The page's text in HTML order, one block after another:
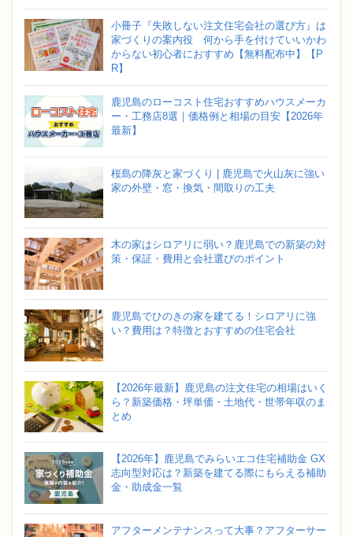
小冊子『失敗しない注文住宅会社の選び方』は
家づくりの案内役 何から手を付けていいかわ
からない初心者におすすめ【無料配布中】【P
R】
鹿児島のローコスト住宅おすすめハウスメーカ
ー・工務店8選｜価格例と相場の目安【2026年
最新】
桜島の降灰と家づくり | 鹿児島で火山灰に強い
家の外壁・窓・換気・間取りの工夫
木の家はシロアリに弱い？鹿児島での新築の対
策・保証・費用と会社選びのポイント
鹿児島でひのきの家を建てる！シロアリに強
い？費用は？特徴とおすすめの住宅会社
【2026年最新】鹿児島の注文住宅の相場はいく
ら？新築価格・坪単価・土地代・世帯年収のま
とめ
【2026年】鹿児島でみらいエコ住宅補助金 GX
志向型対応は？新築を建てる際にもらえる補助
金・助成金一覧
アフターメンテナンスって大事？アフターサー